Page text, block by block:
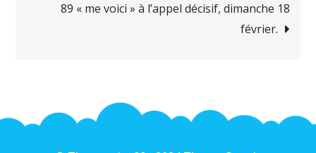
89 « me voici » à l’appel décisif, dimanche 18
février.